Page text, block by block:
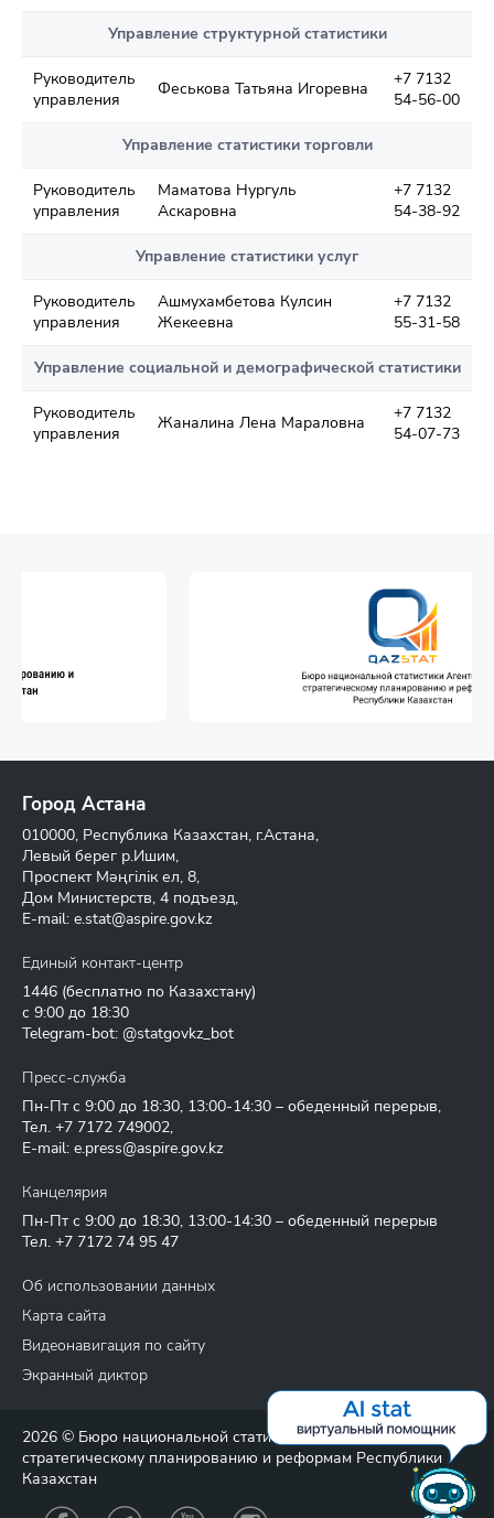
Управление структурной статистики
Руководитель
управления
Феськова Татьяна Игоревна
+7 7132
54-56-00
Управление статистики торговли
Руководитель
управления
Маматова Нургуль
Аскаровна
+7 7132
54-38-92
Управление статистики услуг
Руководитель
управления
Ашмухамбетова Кулсин
Жекеевна
+7 7132
55-31-58
Управление социальной и демографической статистики
Руководитель
управления
Жаналина Лена Мараловна
+7 7132
54-07-73
Город Астана
010000, Республика Казахстан, г.Астана,
Левый берег р.Ишим,
Проспект Мәңгілік ел, 8,
Дом Министерств, 4 подъезд,
E-mail: e.stat@aspire.gov.kz
Единый контакт-центр
1446 (бесплатно по Казахстану)
с 9:00 до 18:30
Telegram-bot: @statgovkz_bot
Пресс-служба
Пн-Пт с 9:00 до 18:30, 13:00-14:30 – обеденный перерыв,
Тел. +7 7172 749002,
E-mail: e.press@aspire.gov.kz
Канцелярия
Пн-Пт с 9:00 до 18:30, 13:00-14:30 – обеденный перерыв
Тел. +7 7172 74 95 47
Об использовании данных
Карта сайта
Видеонавигация по сайту
Экранный диктор
2026 © Бюро национальной статистики Агентства по
стратегическому планированию и реформам Республики
Казахстан